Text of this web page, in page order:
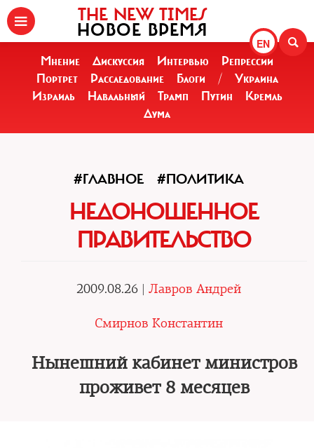
EN
THE NEW TIMES
НОВОЕ ВРЕМЯ
Мнение Дискуссия Интервью
Репрессии
Портрет
Расследование Блоги /
Украина
Израиль
Навальный Трамп Путин
Кремль
Дума
#ГЛАВНОЕ #ПОЛИТИКА
НЕДОНОШЕННОЕ
ПРАВИТЕЛЬСТВО
2009.08.26 | Лавров Андрей
Смирнов Константин
Нынешний кабинет министров
проживет 8 месяцев